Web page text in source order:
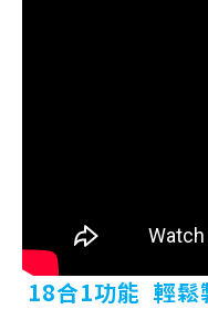
18合1功能 輕鬆